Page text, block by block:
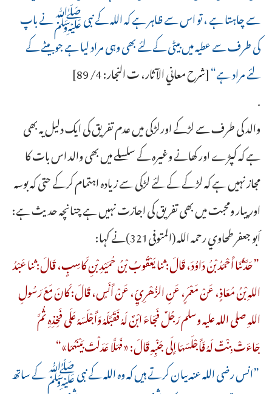
سے چاہتا ہے ، تو اس سے ظاہر ہے کہ اللہ کے نبی ﷺنے باپ
کی طرف سے عطیہ میں بیٹی کے لئے بھی وہی مراد لیا ہے جو بیٹے کے
لئے مراد ہے“[شرح معاني الآثار، ت النجار: 4/ 89]
.
والد کی طرف سے لڑکے اورلڑکی میں عدم تفریق کی ایک دلیل یہ بھی
ہے کہ کپڑے اور کھانے وغیرہ کے سلسلے میں بھی والد اس بات کا
مجاز نہیں ہے کہ لڑکے کے لئے لڑکی سے زیادہ اہتمام کرکے حتی کہ بوسہ
اور پیار ومحبت میں بھی تفریق کی اجازت نہیں ہے چنانچہ حدیث ہے:
أبو جعفر طحاوي رحمه الله (المتوفى321)نے کہا:
”حَدَّثَنَا أَحْمَدُ بْنُ دَاوُدَ، قَالَ: ثنا يَعْقُوبُ بْنُ حُمَيْدِ بْنِ كَاسِبٍ، قَالَ: ثنا عَبْدُ
اللهِ بْنُ مُعَاذٍ، عَنْ مَعْمَرٍ، عَنِ الزُّهْرِيِّ، عَنْ أَنَسٍ، قَالَ: كَانَ مَعَ رَسُولِ
اللهِ صلى الله عليه وسلم رَجُلٌ فَجَاءَ ابْنٌ لَهُ فَقَبَّلَهُ وَأَجْلَسَهُ عَلَى ‌فَخِذِهِ ‌ثُمَّ
‌جَاءَتْ ‌بِنْتٌ ‌لَهُ ‌فَأَجْلَسَهَا ‌إِلَى ‌جَنْبِهِ قَالَ: «فَهَلَّا عَدَلْتَ بَيْنَهُمَا»“
”انس رضی اللہ عنہ بیان کرتے ہیں کہ وہ اللہ کے نبی ﷺ کے ساتھ